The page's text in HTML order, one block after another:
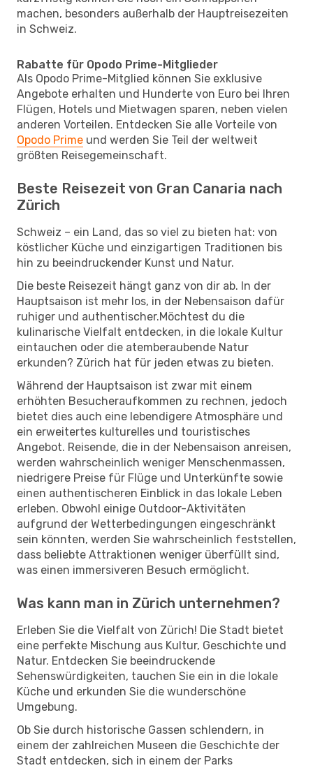
machen, besonders außerhalb der Hauptreisezeiten
in Schweiz.
Rabatte für Opodo Prime-Mitglieder
Als Opodo Prime-Mitglied können Sie exklusive
Angebote erhalten und Hunderte von Euro bei Ihren
Flügen, Hotels und Mietwagen sparen, neben vielen
anderen Vorteilen. Entdecken Sie alle Vorteile von
Opodo Prime und werden Sie Teil der weltweit
größten Reisegemeinschaft.
Beste Reisezeit von Gran Canaria nach
Zürich
Schweiz – ein Land, das so viel zu bieten hat: von
köstlicher Küche und einzigartigen Traditionen bis
hin zu beeindruckender Kunst und Natur.
Die beste Reisezeit hängt ganz von dir ab. In der
Hauptsaison ist mehr los, in der Nebensaison dafür
ruhiger und authentischer.Möchtest du die
kulinarische Vielfalt entdecken, in die lokale Kultur
eintauchen oder die atemberaubende Natur
erkunden? Zürich hat für jeden etwas zu bieten.
Während der Hauptsaison ist zwar mit einem
erhöhten Besucheraufkommen zu rechnen, jedoch
bietet dies auch eine lebendigere Atmosphäre und
ein erweitertes kulturelles und touristisches
Angebot. Reisende, die in der Nebensaison anreisen,
werden wahrscheinlich weniger Menschenmassen,
niedrigere Preise für Flüge und Unterkünfte sowie
einen authentischeren Einblick in das lokale Leben
erleben. Obwohl einige Outdoor-Aktivitäten
aufgrund der Wetterbedingungen eingeschränkt
sein könnten, werden Sie wahrscheinlich feststellen,
dass beliebte Attraktionen weniger überfüllt sind,
was einen immersiveren Besuch ermöglicht.
Was kann man in Zürich unternehmen?
Erleben Sie die Vielfalt von Zürich! Die Stadt bietet
eine perfekte Mischung aus Kultur, Geschichte und
Natur. Entdecken Sie beeindruckende
Sehenswürdigkeiten, tauchen Sie ein in die lokale
Küche und erkunden Sie die wunderschöne
Umgebung.
Ob Sie durch historische Gassen schlendern, in
einem der zahlreichen Museen die Geschichte der
Stadt entdecken, sich in einem der Parks